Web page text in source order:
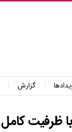
گزارش
کامل